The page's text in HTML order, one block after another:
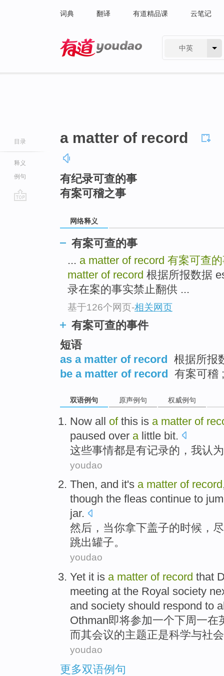
词典 翻译 有道精品课 云笔记
中英
目录
释义
例句
a matter of record
有纪录可查的事
有案可稽之事
网络释义
有案可查的事
... a matter of record 有案可查
matter of record 根据所报数据
录在案的事实禁止翻供 ...
基于126个网页-相关网页
有案可查的事件
短语
as a matter of record 根据所报
be a matter of record 有案可稽
双语例句 原声例句 权威例句
Now all ofthis is a matter of
paused over a little bit.
这些事情都是有记录的 ， 我认
youdao
Then, and it's a matter of record
though the fleas continue to
jar.
然后 ， 当你拿下盖子的时候，
跳出罐子。
youdao
Yet it is a matter of record that
meeting at the Royal society
and society should respond to
Othman即将参加一个下周一在
而其会议的主题正是科学与社会
youdao
更多双语例句